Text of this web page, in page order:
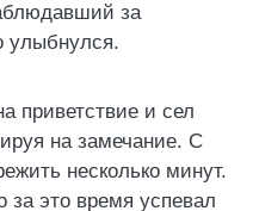
за
улыбнулся.
приветствие и сел
на замечание. С
несколько минут.
за это время успевал